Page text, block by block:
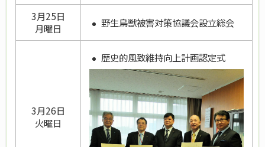
3月25日
月曜日
野生鳥獣被害対策協議会設立総会
3月26日
火曜日
歴史的風致維持向上計画認定式